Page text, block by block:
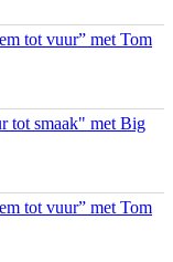
tot vuur” met Tom
tot smaak" met Big
tot vuur” met Tom